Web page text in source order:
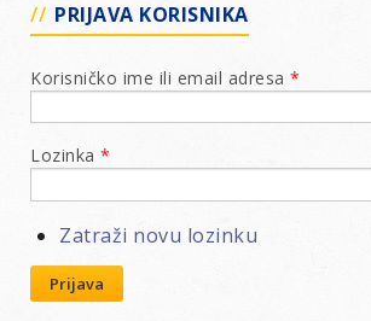
PRIJAVA KORISNIKA
Korisničko ime ili email adresa *
Lozinka *
Zatraži novu lozinku
Prijava